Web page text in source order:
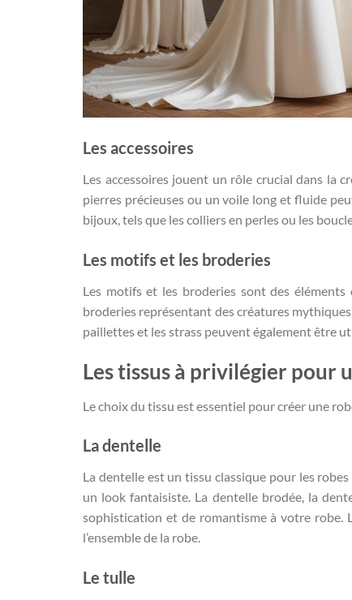
Les accessoires
Les accessoires jouent un rôle crucial dans la
pierres précieuses ou un voile long et fluide
bijoux, tels que les colliers en perles ou les
Les motifs et les broderies
Les motifs et les broderies sont des
broderies représentant des créatures
paillettes et les strass peuvent également être
Les tissus à privilégier pour
Le choix du tissu est essentiel pour créer une
La dentelle
La dentelle est un tissu classique pour les
un look fantaisiste. La dentelle brodée, la
sophistication et de romantisme à votre robe.
l’ensemble de la robe.
Le tulle